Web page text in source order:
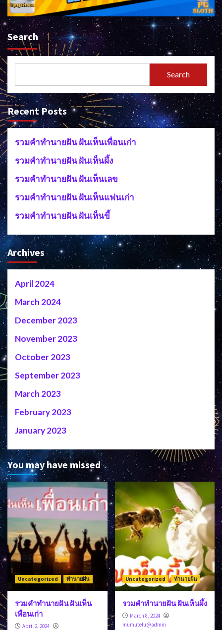
Search
Search
Recent Posts
รวมคำทำนายฝัน ฝันเห็นเพื่อนเก่า
รวมคำทำนายฝัน ฝันเห็นผึ้ง
รวมคำทำนายฝัน ฝันเห็นเลข
รวมคำทำนายฝัน ฝันเห็นแฟนเก่า
รวมคำทำนายฝัน ฝันเห็นขี้
Archives
April 2024
March 2024
December 2023
November 2023
October 2023
September 2023
March 2023
February 2023
January 2023
You may have missed
Uncategorized ทำนายฝัน
รวมคำทำนายฝัน ฝันเห็น
เพื่อนเก่า
April 2, 2024
Uncategorized ทำนายฝัน
รวมคำทำนายฝัน ฝันเห็นผึ้ง
March 8, 2024
mumutelu@admin